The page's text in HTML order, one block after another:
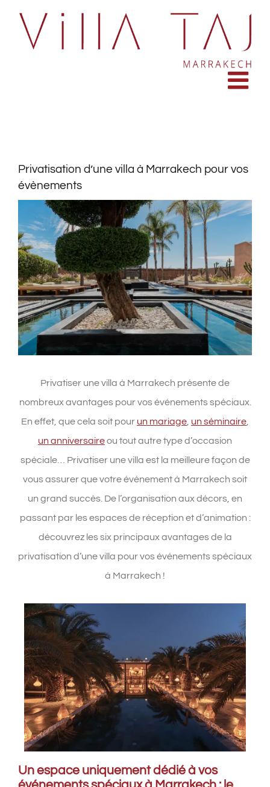
contenu
Privatisation d’une villa à Marrakech pour vos
évènements
l'image
agrandie
Privatiser une villa à Marrakech présente de
nombreux avantages pour vos événements spéciaux.
En effet, que cela soit pour un mariage, un séminaire,
un anniversaireou tout autre type d’occasion
spéciale… Privatiser une villa est la meilleure façon de
vous assurer que votre événement à Marrakech soit
un grand succès. De l’organisation aux décors, en
passant par les espaces de réception et d’animation :
découvrez les six principaux avantages de la
privatisation d’une villa pour vos événements spéciaux
à Marrakech !
Un espace uniquement dédié à vos